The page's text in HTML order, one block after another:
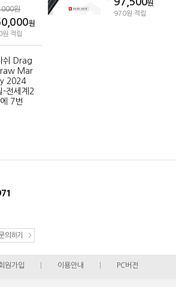
원
원
적립
원
970원 적립
쉬 Drag
Mar
2024
-전세계2
7번
의하기
원가입 이용안내 PC버전